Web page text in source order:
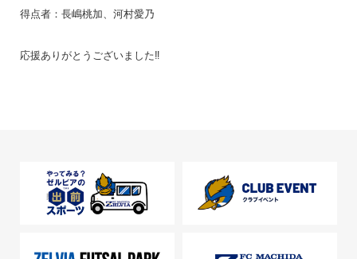
得点者：長嶋桃加、河村愛乃
応援ありがとうございました‼︎